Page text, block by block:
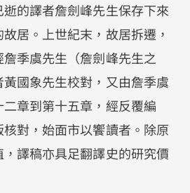
的譯者詹劍峰先生保存下來
居。上世紀末，故居拆遷，
季虞先生（詹劍峰先生之
國象先生校對，又由詹季虞
章到第十五章，經反覆編
對，始面市以饗讀者。除原
譯稿亦具足翻譯史的研究價